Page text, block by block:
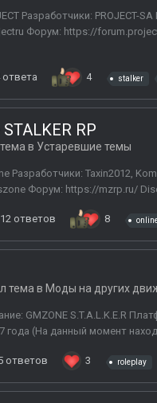
Разработчики:
Форум: https://
ответа 4 stalker
RP
в Устаревшие темы
Разработчики: Taxin2012,
Форум: https://mzrp.ru/
12 ответов 8
тема в Моды на других
GMZONE S.T.A.L.K.E.R
(На данный момент
ответов 3 roleplay